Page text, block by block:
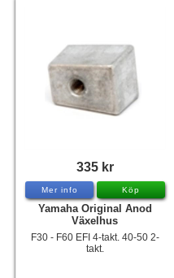
335 kr
Mer info Köp
Yamaha Original Anod
Växelhus
F30 - F60 EFI 4-takt. 40-50 2-
takt.